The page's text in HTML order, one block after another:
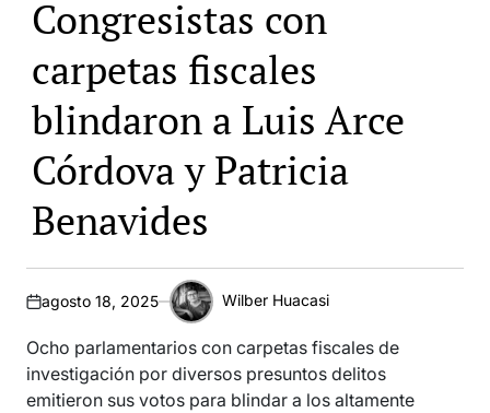
Congresistas con
carpetas fiscales
blindaron a Luis Arce
Córdova y Patricia
Benavides
agosto 18, 2025
Periodista
Wilber Huacasi
Ocho parlamentarios con carpetas fiscales de
investigación por diversos presuntos delitos
emitieron sus votos para blindar a los altamente